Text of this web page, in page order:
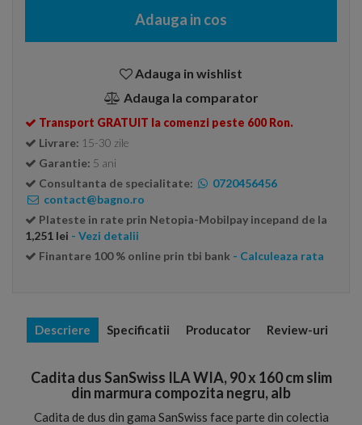
Adauga in cos
Adauga in wishlist
Adauga la comparator
Transport GRATUIT la comenzi peste 600 Ron.
Livrare: 15-30 zile
Garantie: 5 ani
Consultanta de specialitate:
0720456456
contact@bagno.ro
Plateste in rate prin Netopia-Mobilpay incepand de la
1,251 lei - Vezi detalii
Finantare 100 % online prin tbi bank - Calculeaza rata
Descriere Specificatii Producator Review-uri
Cadita dus SanSwiss ILA WIA, 90 x 160 cm slim
din marmura compozita negru, alb
Cadita de dus din gama SanSwiss face parte din colectia